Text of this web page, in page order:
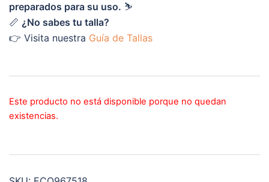
preparados para su uso. ⛷️
📏 ¿No sabes tu talla?
👉 Visita nuestra Guía de Tallas
Este producto no está disponible porque no quedan
existencias.